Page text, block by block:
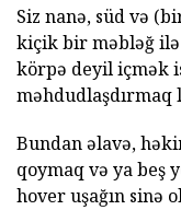
Siz nanə, süd və
kiçik bir məbləğ
körpə deyil içmək
məhdudlaşdırmaq
Bundan əlavə,
qoymaq və ya beş
hover uşağın sinə